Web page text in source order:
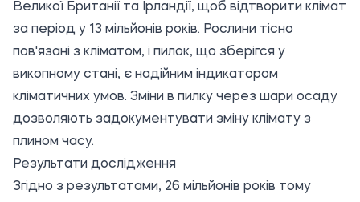
Великої Британії та Ірландії, щоб відтворити клімат
за період у 13 мільйонів років. Рослини тісно
пов'язані з кліматом, і пилок, що зберігся у
викопному стані, є надійним індикатором
кліматичних умов. Зміни в пилку через шари осаду
дозволяють задокументувати зміну клімату з
плином часу.
Результати дослідження
Згідно з результатами, 26 мільйонів років тому